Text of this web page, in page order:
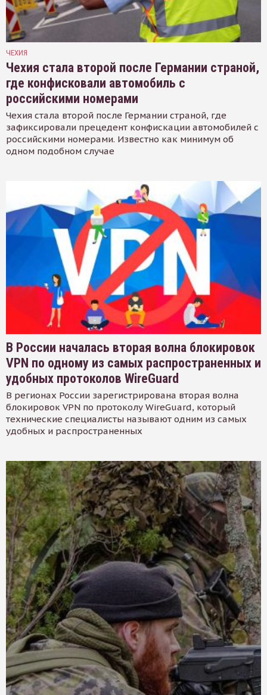
ЧЕХИЯ
Чехия стала второй после Германии страной,
где конфисковали автомобиль с
российскими номерами
Чехия стала второй после Германии страной, где
зафиксировали прецедент конфискации автомобилей с
российскими номерами. Известно как минимум об
одном подобном случае
В России началась вторая волна блокировок
VPN по одному из самых распространенных и
удобных протоколов WireGuard
В регионах России зарегистрирована вторая волна
блокировок VPN по протоколу WireGuard, который
технические специалисты называют одним из самых
удобных и распространенных